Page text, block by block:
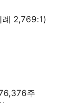
례 2,769:1)
주